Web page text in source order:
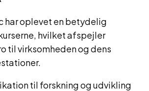
har oplevet en betydelig
hvilket afspejler
til virksomheden og dens
til forskning og udvikling